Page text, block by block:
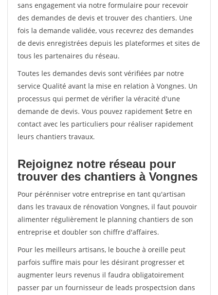
sans engagement via notre formulaire pour recevoir
des demandes de devis et trouver des chantiers. Une
fois la demande validée, vous recevrez des demandes
de devis enregistrées depuis les plateformes et sites de
tous les partenaires du réseau.
Toutes les demandes devis sont vérifiées par notre
service Qualité avant la mise en relation à Vongnes. Un
processus qui permet de vérifier la véracité d'une
demande de devis. Vous pouvez rapidement $etre en
contact avec les particuliers pour réaliser rapidement
leurs chantiers travaux.
Rejoignez notre réseau pour
trouver des chantiers à Vongnes
Pour pérénniser votre entreprise en tant qu'artisan
dans les travaux de rénovation Vongnes, il faut pouvoir
alimenter régulièrement le planning chantiers de son
entreprise et doubler son chiffre d'affaires.
Pour les meilleurs artisans, le bouche à oreille peut
parfois suffire mais pour les désirant progresser et
augmenter leurs revenus il faudra obligatoirement
passer par un fournisseur de leads prospectsion dans